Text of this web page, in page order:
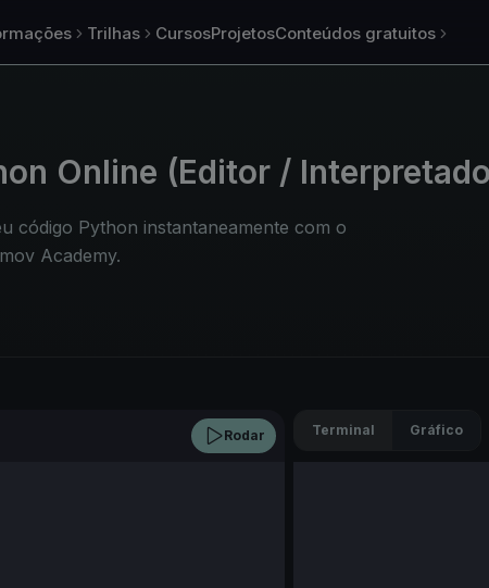
Trilhas CursosProjetosConteúdos gratuitos
Online (Editor /
código Python instantaneamente com o
Academy.
Rodar Terminal Gráfico